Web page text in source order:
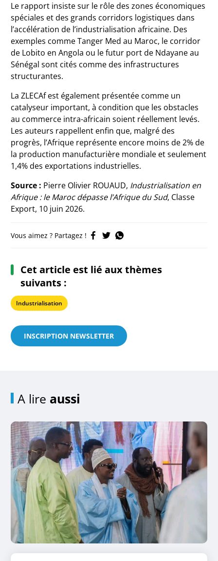
Le rapport insiste sur le rôle des zones économiques
spéciales et des grands corridors logistiques dans
l’accélération de l’industrialisation africaine. Des
exemples comme Tanger Med au Maroc, le corridor
de Lobito en Angola ou le futur port de Ndayane au
Sénégal sont cités comme des infrastructures
structurantes.
La ZLECAf est également présentée comme un
catalyseur important, à condition que les obstacles
au commerce intra-africain soient réellement levés.
Les auteurs rappellent enfin que, malgré des
progrès, l’Afrique représente encore moins de 2% de
la production manufacturière mondiale et seulement
1,4% des exportations industrielles.
Source : Pierre Olivier ROUAUD, Industrialisation en
Afrique : le Maroc dépasse l’Afrique du Sud, Classe
Export, 10 juin 2026.
Vous aimez ? Partagez !
Cet article est lié aux thèmes
suivants :
Industrialisation
INSCRIPTION NEWSLETTER
A lire aussi